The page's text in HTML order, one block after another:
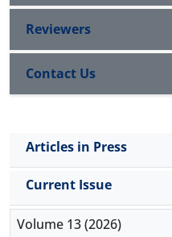
Reviewers
Contact Us
Articles in Press
Current Issue
Volume 13 (2026)